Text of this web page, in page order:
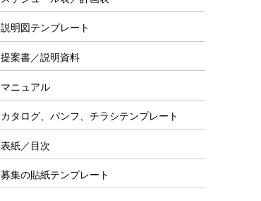
説明図テンプレート
提案書／説明資料
マニュアル
カタログ、パンフ、チラシテンプレート
表紙／目次
募集の貼紙テンプレート